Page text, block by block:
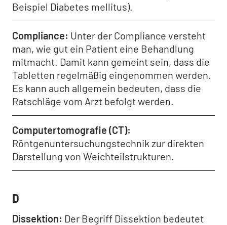
Beispiel Diabetes mellitus).
Compliance Unter der Compliance versteht
man, wie gut ein Patient eine Behandlung
mitmacht. Damit kann gemeint sein, dass die
Tabletten regelmäßig eingenommen werden.
Es kann auch allgemein bedeuten, dass die
Ratschläge vom Arzt befolgt werden.
Computertomografie (CT)
Röntgenuntersuchungstechnik zur direkten
Darstellung von Weichteilstrukturen.
D
Dissektion Der Begriff Dissektion bedeutet